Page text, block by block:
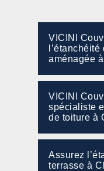
VICINI
aménagée
VICINI
spécialiste
de toiture à
Assurez
terrasse à